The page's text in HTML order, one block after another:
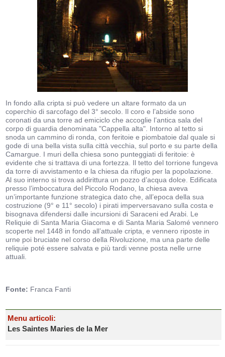
In fondo alla cripta si può vedere un altare formato da un
coperchio di sarcofago del 3° secolo. Il coro e l’abside sono
coronati da una torre ad emiciclo che accoglie l’antica sala del
corpo di guardia denominata "Cappella alta". Intorno al tetto si
snoda un cammino di ronda, con feritoie e piombatoie dal quale si
gode di una bella vista sulla città vecchia, sul porto e su parte della
Camargue. I muri della chiesa sono punteggiati di feritoie: è
evidente che si trattava di una fortezza. Il tetto del torrione fungeva
da torre di avvistamento e la chiesa da rifugio per la popolazione.
Al suo interno si trova addirittura un pozzo d’acqua dolce. Edificata
presso l’imboccatura del Piccolo Rodano, la chiesa aveva
un’importante funzione strategica dato che, all’epoca della sua
costruzione (9° e 11° secolo) i pirati imperversavano sulla costa e
bisognava difendersi dalle incursioni di Saraceni ed Arabi. Le
Reliquie di Santa Maria Giacoma e di Santa Maria Salomé vennero
scoperte nel 1448 in fondo all’attuale cripta, e vennero riposte in
urne poi bruciate nel corso della Rivoluzione, ma una parte delle
reliquie poté essere salvata e più tardi venne posta nelle urne
attuali.
Fonte: Franca Fanti
Menu articoli:
Les Saintes Maries de la Mer